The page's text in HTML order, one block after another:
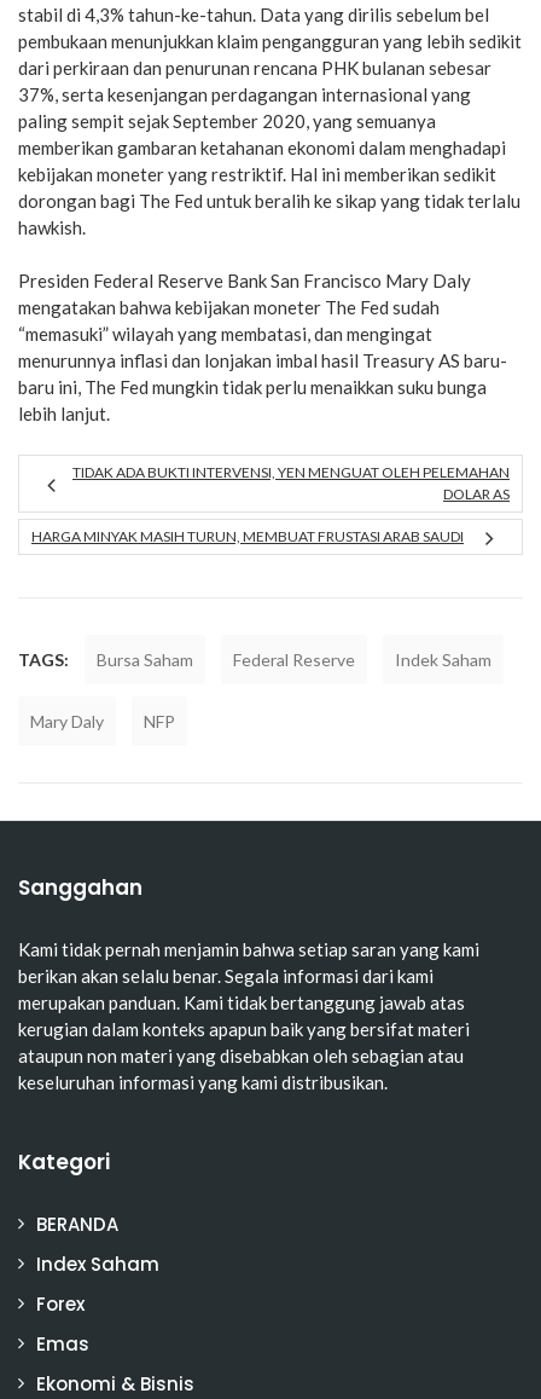
stabil di 4,3% tahun-ke-tahun. Data yang dirilis sebelum bel
pembukaan menunjukkan klaim pengangguran yang lebih sedikit
dari perkiraan dan penurunan rencana PHK bulanan sebesar
37%, serta kesenjangan perdagangan internasional yang
paling sempit sejak September 2020, yang semuanya
memberikan gambaran ketahanan ekonomi dalam menghadapi
kebijakan moneter yang restriktif. Hal ini memberikan sedikit
dorongan bagi The Fed untuk beralih ke sikap yang tidak terlalu
hawkish.
Presiden Federal Reserve Bank San Francisco Mary Daly
mengatakan bahwa kebijakan moneter The Fed sudah
“memasuki” wilayah yang membatasi, dan mengingat
menurunnya inflasi dan lonjakan imbal hasil Treasury AS baru-
baru ini, The Fed mungkin tidak perlu menaikkan suku bunga
lebih lanjut.
TIDAK ADA BUKTI INTERVENSI, YEN MENGUAT OLEH PELEMAHAN
DOLAR AS
HARGA MINYAK MASIH TURUN, MEMBUAT FRUSTASI ARAB SAUDI
TAGS: Bursa Saham Federal Reserve Indek Saham
Mary Daly NFP
Sanggahan
Kami tidak pernah menjamin bahwa setiap saran yang kami
berikan akan selalu benar. Segala informasi dari kami
merupakan panduan. Kami tidak bertanggung jawab atas
kerugian dalam konteks apapun baik yang bersifat materi
ataupun non materi yang disebabkan oleh sebagian atau
keseluruhan informasi yang kami distribusikan.
Kategori
BERANDA
Index Saham
Forex
Emas
Ekonomi & Bisnis